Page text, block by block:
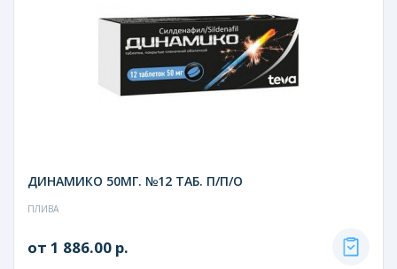
ДИНАМИКО 50МГ. №12 ТАБ. П/П/О
ПЛИВА
от 1 886.00 р.